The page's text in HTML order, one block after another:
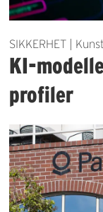
SIKKERHET |
KI-
profiler